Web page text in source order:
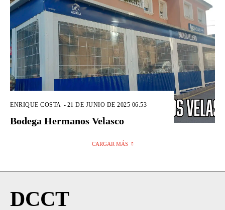
ENRIQUE COSTA - 21 DE JUNIO DE 2025 06:53
Bodega Hermanos Velasco
CARGAR MÁS
DCCT